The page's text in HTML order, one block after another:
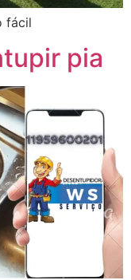
fácil
pia